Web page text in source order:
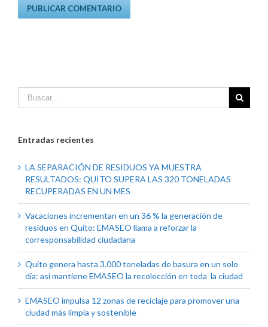
Entradas recientes
LA SEPARACIÓN DE RESIDUOS YA MUESTRA
RESULTADOS: QUITO SUPERA LAS 320 TONELADAS
RECUPERADAS EN UN MES
Vacaciones incrementan en un 36 % la generación de
residuos en Quito: EMASEO llama a reforzar la
corresponsabilidad ciudadana
Quito genera hasta 3.000 toneladas de basura en un solo
día: así mantiene EMASEO la recolección en toda la ciudad
EMASEO impulsa 12 zonas de reciclaje para promover una
ciudad más limpia y sostenible